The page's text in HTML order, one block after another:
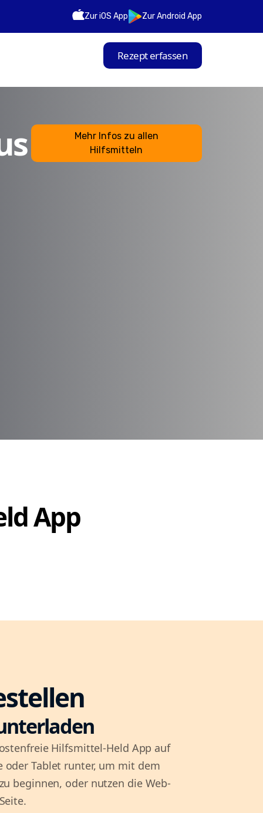
Zur iOS App Zur Android App
Rezept erfassen
Mehr Infos zu allen
Hilfsmitteln
App
Hilfsmittel-Held App auf
oder Tablet runter, um mit dem
beginnen, oder nutzen die Web-